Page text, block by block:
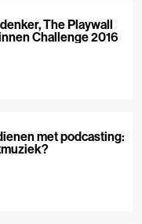
The Playwall
Challenge 2016
met podcasting: